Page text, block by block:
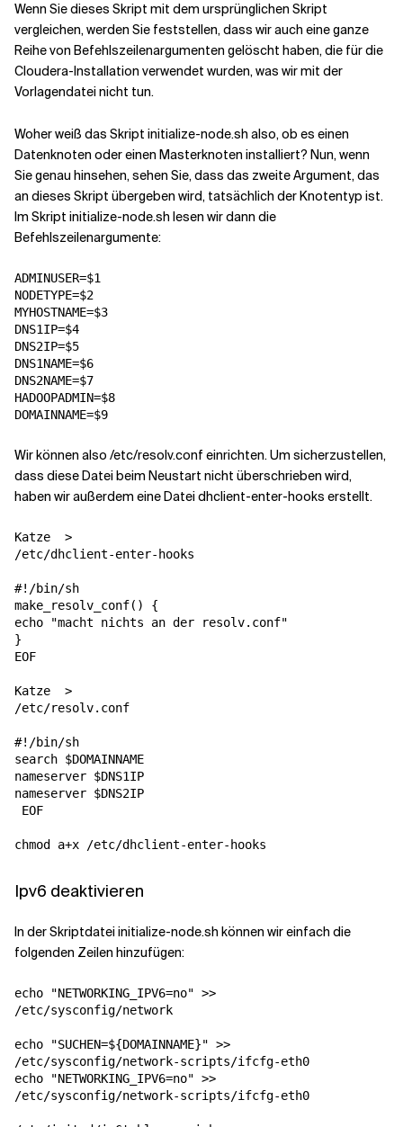
Wenn Sie dieses Skript mit dem ursprünglichen Skript
vergleichen, werden Sie feststellen, dass wir auch eine ganze
Reihe von Befehlszeilenargumenten gelöscht haben, die für die
Cloudera-Installation verwendet wurden, was wir mit der
Vorlagendatei nicht tun.
Woher weiß das Skript initialize-node.sh also, ob es einen
Datenknoten oder einen Masterknoten installiert? Nun, wenn
Sie genau hinsehen, sehen Sie, dass das zweite Argument, das
an dieses Skript übergeben wird, tatsächlich der Knotentyp ist.
Im Skript initialize-node.sh lesen wir dann die
Befehlszeilenargumente:
ADMINUSER=$1
NODETYPE=$2
MYHOSTNAME=$3
DNS1IP=$4
DNS2IP=$5
DNS1NAME=$6
DNS2NAME=$7
HADOOPADMIN=$8
DOMAINNAME=$9
Wir können also /etc/resolv.conf einrichten. Um sicherzustellen,
dass diese Datei beim Neustart nicht überschrieben wird,
haben wir außerdem eine Datei dhclient-enter-hooks erstellt.
Katze  >
/etc/dhclient-enter-hooks
#!/bin/sh
make_resolv_conf() {
echo "macht nichts an der resolv.conf"
}
EOF
Katze  >
/etc/resolv.conf
#!/bin/sh
search $DOMAINNAME
nameserver $DNS1IP
nameserver $DNS2IP
EOF
Ipv6 deaktivieren
In der Skriptdatei initialize-node.sh können wir einfach die
folgenden Zeilen hinzufügen:
echo "NETWORKING_IPV6=no" >>
/etc/sysconfig/network
echo "SUCHEN=${DOMAINNAME}" >>
echo
"NETWORKING_IPV6=no" >>
/etc/sysconfig/network-scripts/ifcfg-eth0